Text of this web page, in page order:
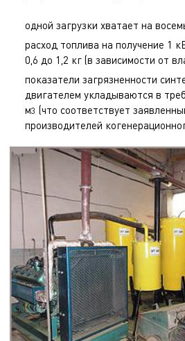
одной загрузки хватает на
расход топлива на получение 1
0,6 до 1,2 кг (в зависимости от
показатели загрязненности
двигателем укладываются в
м3 (что соответствует
производителей